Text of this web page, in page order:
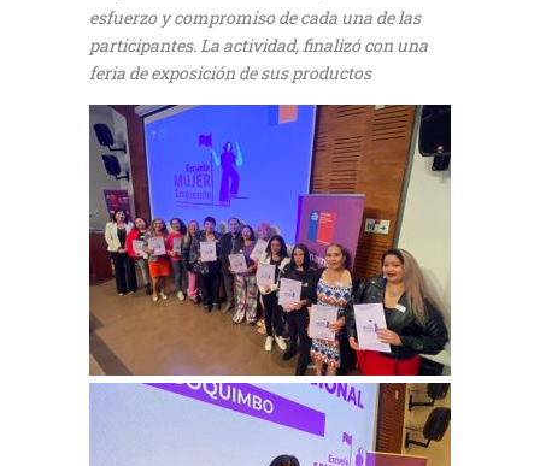
esfuerzo y compromiso de cada una de las
participantes. La actividad, finalizó con una
feria de exposición de sus productos